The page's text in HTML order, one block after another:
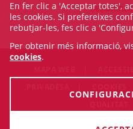
En fer clic a 'Acceptar totes',
les cookies. Si prefereixes
rebutjar-les, fes clic a
Per obtenir més informació,
cookies.